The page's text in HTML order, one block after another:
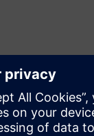
— 7200 o/min
temeljeno na